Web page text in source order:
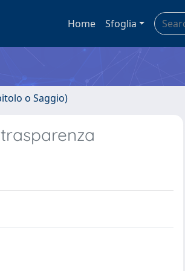
Home Sfoglia
o Saggio)